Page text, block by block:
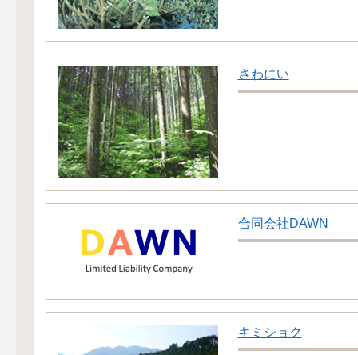
さわにい
合同会社DAWN
キミショク